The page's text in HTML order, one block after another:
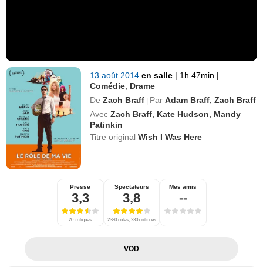
13 août 2014en salle | 1h 47min |
Comédie Drame
De Zach Braff | Par Adam Braff ,Zach Braff
Avec Zach Braff Kate Hudson
Mandy
Patinkin
Titre originalWish I Was Here
Presse
3,3
20 critiques
Spectateurs
3,8
2380 notes, 230 critiques
Mes amis
--
VOD